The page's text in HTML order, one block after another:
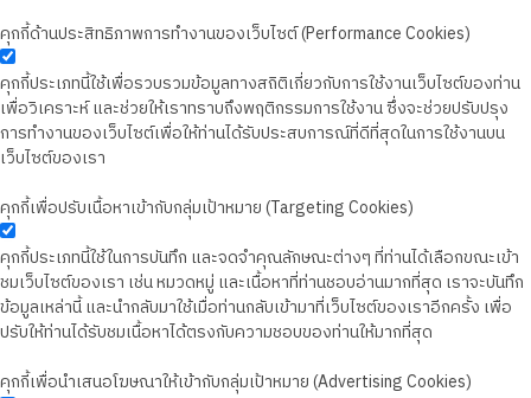
คุกกี้ด้านประสิทธิภาพการทำงานของเว็บไซต์ (Performance Cookies)
คุกกี้ประเภทนี้ใช้เพื่อรวบรวมข้อมูลทางสถิติเกี่ยวกับการใช้งานเว็บไซต์ของท่าน
เพื่อวิเคราะห์ และช่วยให้เราทราบถึงพฤติกรรมการใช้งาน ซึ่งจะช่วยปรับปรุง
การทำงานของเว็บไซต์เพื่อให้ท่านได้รับประสบการณ์ที่ดีที่สุดในการใช้งานบน
เว็บไซต์ของเรา
คุกกี้เพื่อปรับเนื้อหาเข้ากับกลุ่มเป้าหมาย (Targeting Cookies)
คุกกี้ประเภทนี้ใช้ในการบันทึก และจดจำคุณลักษณะต่างๆ ที่ท่านได้เลือกขณะเข้า
ชมเว็บไซต์ของเรา เช่น หมวดหมู่ และเนื้อหาที่ท่านชอบอ่านมากที่สุด เราจะบันทึก
ข้อมูลเหล่านี้ และนำกลับมาใช้เมื่อท่านกลับเข้ามาที่เว็บไซต์ของเราอีกครั้ง เพื่อ
ปรับให้ท่านได้รับชมเนื้อหาได้ตรงกับความชอบของท่านให้มากที่สุด
คุกกี้เพื่อนำเสนอโฆษณาให้เข้ากับกลุ่มเป้าหมาย (Advertising Cookies)